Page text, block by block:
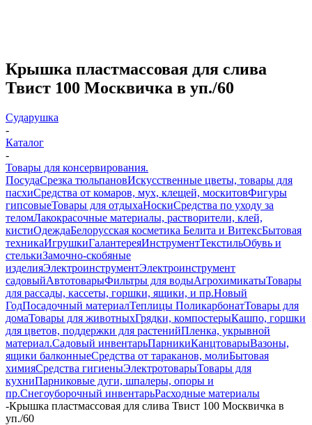
Крышка пластмассовая для слива
Твист 100 Москвичка в уп./60
Сударушка
-
Каталог
-
Товары для консервирования.
ПосудаСрезка тюльпановИскусственные цветы, товары для
пасхиСредства от комаров, мух, клещей, москитовФигуры
гипсовыеТовары для отдыхаНоскиСредства по уходу за
теломЛакокрасочные материалы, растворители, клей,
кистиОдеждаБелорусская косметика Белита и ВитексБытовая
техникаИгрушкиГалантереяИнструментТекстильОбувь и
стелькиЗамочно-скобяные
изделияЭлектроинструментЭлектроинструмент
садовыйАвтотоварыФильтры для водыАгрохимикатыТовары
для рассады, кассеты, горшки, ящики, и пр.Новый
ГодПосадочный материалТеплицы ПоликарбонатТовары для
домаТовары для животныхГрядки, компостерыКашпо, горшки
для цветов, поддержки для растенийПленка, укрывной
материал.Садовый инвентарьПарникиКанцтоварыВазоны,
ящики балконныеСредства от тараканов, молиБытовая
химияСредства гигиеныЭлектротоварыТовары для
кухниПарниковые дуги, шпалеры, опоры и
пр.Снегоуборочный инвентарьРасходные материалы
-Крышка пластмассовая для слива Твист 100 Москвичка в
уп./60